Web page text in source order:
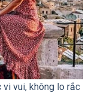
vi vui, không lo rắc